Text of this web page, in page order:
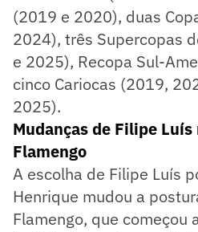
(2019 e 2020), duas
2024), três Supercopas
e 2025), Recopa Sul-
cinco Cariocas (2019,
2025).
Mudanças de Filipe
Flamengo
A escolha de Filipe Luís
Henrique mudou a
Flamengo, que começou